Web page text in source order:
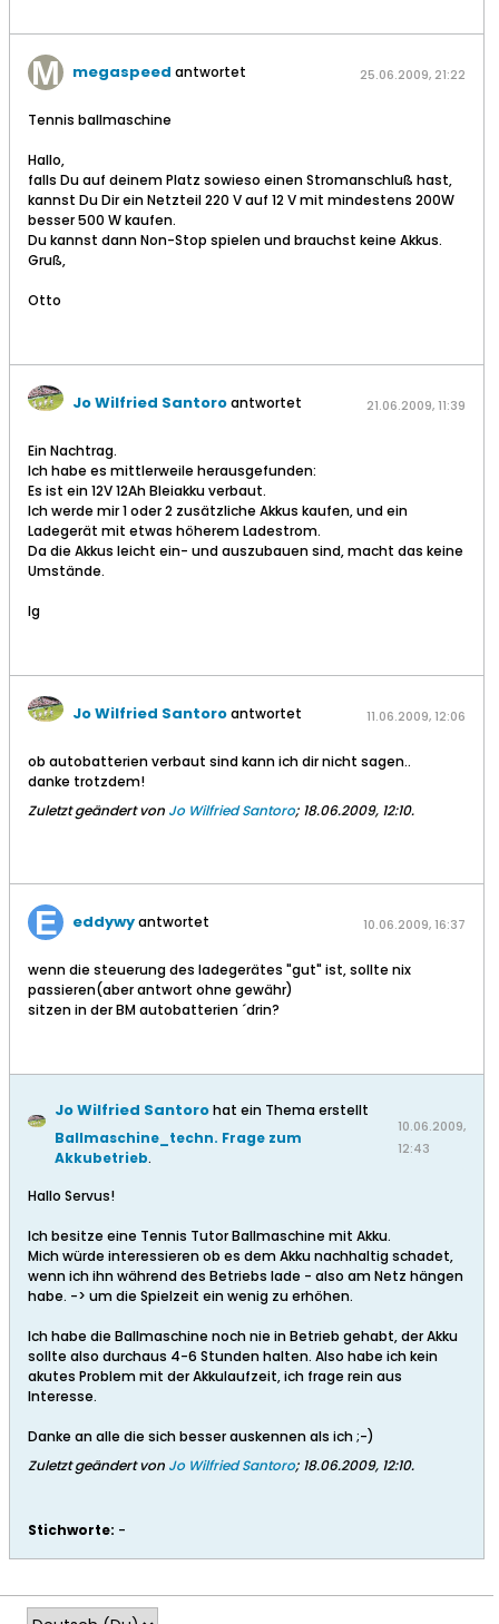
megaspeed antwortet 25.06.2009, 21:22
Tennis ballmaschine
Hallo,
falls Du auf deinem Platz sowieso einen Stromanschluß hast,
kannst Du Dir ein Netzteil 220 V auf 12 V mit mindestens 200W
besser 500 W kaufen.
Du kannst dann Non-Stop spielen und brauchst keine Akkus.
Gruß,
Otto
Jo Wilfried Santoroantwortet 21.06.2009, 11:39
Ein Nachtrag.
Ich habe es mittlerweile herausgefunden:
Es ist ein 12V 12Ah Bleiakku verbaut.
Ich werde mir 1 oder 2 zusätzliche Akkus kaufen, und ein
Ladegerät mit etwas höherem Ladestrom.
Da die Akkus leicht ein- und auszubauen sind, macht das keine
Umstände.
lg
Jo Wilfried Santoroantwortet 11.06.2009, 12:06
ob autobatterien verbaut sind kann ich dir nicht sagen..
danke trotzdem!
Zuletzt geändert von Jo Wilfried Santoro; 18.06.2009, 12:10.
eddywyantwortet 10.06.2009, 16:37
wenn die steuerung des ladegerätes "gut" ist, sollte nix
passieren(aber antwort ohne gewähr)
sitzen in der BM autobatterien ´drin?
Jo Wilfried Santorohat ein Thema erstellt
Ballmaschine_techn. Frage zum
Akkubetrieb.
10.06.2009,
12:43
Hallo Servus!
Ich besitze eine Tennis Tutor Ballmaschine mit Akku.
Mich würde interessieren ob es dem Akku nachhaltig schadet,
wenn ich ihn während des Betriebs lade - also am Netz hängen
habe. -> um die Spielzeit ein wenig zu erhöhen.
Ich habe die Ballmaschine noch nie in Betrieb gehabt, der Akku
sollte also durchaus 4-6 Stunden halten. Also habe ich kein
akutes Problem mit der Akkulaufzeit, ich frage rein aus
Interesse.
Danke an alle die sich besser auskennen als ich ;-)
Zuletzt geändert von Jo Wilfried Santoro; 18.06.2009, 12:10.
Stichworte: -